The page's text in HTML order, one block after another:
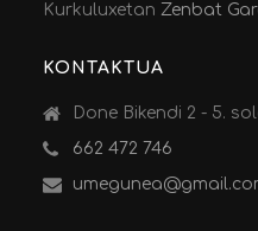
KurkuluxetanZenbat
KONTAKTUA
Done Bikendi 2 - 5.
662 472 746